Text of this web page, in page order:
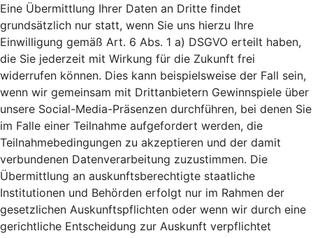
Eine Übermittlung Ihrer Daten an Dritte findet
grundsätzlich nur statt, wenn Sie uns hierzu Ihre
Einwilligung gemäß Art. 6 Abs. 1 a) DSGVO erteilt haben,
die Sie jederzeit mit Wirkung für die Zukunft frei
widerrufen können. Dies kann beispielsweise der Fall sein,
wenn wir gemeinsam mit Drittanbietern Gewinnspiele über
unsere Social-Media-Präsenzen durchführen, bei denen Sie
im Falle einer Teilnahme aufgefordert werden, die
Teilnahmebedingungen zu akzeptieren und der damit
verbundenen Datenverarbeitung zuzustimmen. Die
Übermittlung an auskunftsberechtigte staatliche
Institutionen und Behörden erfolgt nur im Rahmen der
gesetzlichen Auskunftspflichten oder wenn wir durch eine
gerichtliche Entscheidung zur Auskunft verpflichtet